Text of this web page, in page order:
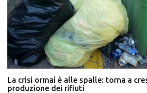
La crisi ormai è alle spalle: torna a
produzione dei rifiuti